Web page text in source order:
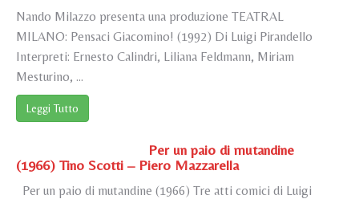
Nando Milazzo presenta una produzione TEATRAL
MILANO: Pensaci Giacomino! (1992) Di Luigi Pirandello
Interpreti: Ernesto Calindri, Liliana Feldmann, Miriam
Mesturino, ...
Leggi Tutto
Per un paio di mutandine
(1966) Tino Scotti – Piero Mazzarella
Per un paio di mutandine (1966) Tre atti comici di Luigi